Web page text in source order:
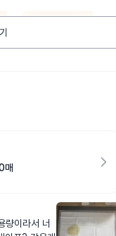
매
량이라서 너